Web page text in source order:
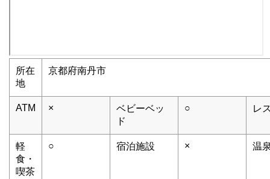
所在
地
京都府南丹市
ATM ×
ベビーベッ
ド
○ レ
軽
食・
喫茶
○ 宿泊施設 × 温